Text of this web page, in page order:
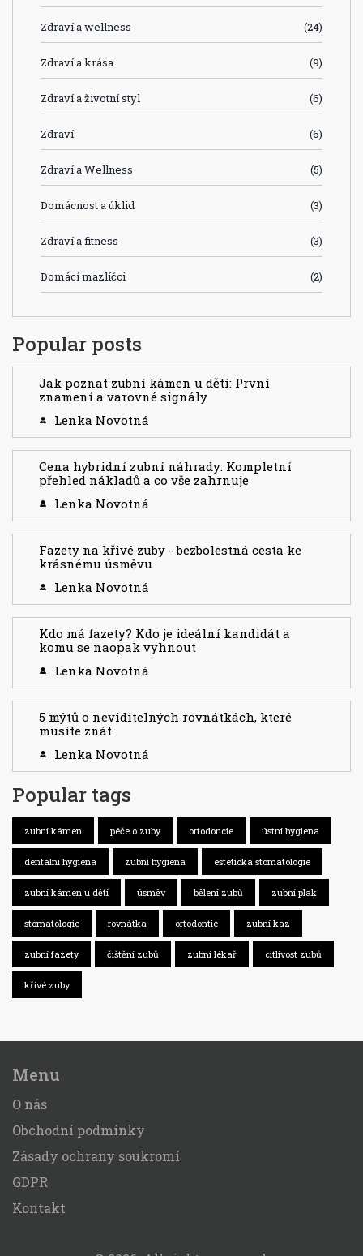
Zdraví a wellness (24)
Zdraví a krása (9)
Zdraví a životní styl (6)
Zdraví (6)
Zdraví a Wellness (5)
Domácnost a úklid (3)
Zdraví a fitness (3)
Domácí mazlíčci (2)
Popular posts
Jak poznat zubní kámen u dětí: První
znamení a varovné signály
Lenka Novotná
Cena hybridní zubní náhrady: Kompletní
přehled nákladů a co vše zahrnuje
Lenka Novotná
Fazety na křivé zuby - bezbolestná cesta ke
krásnému úsměvu
Lenka Novotná
Kdo má fazety? Kdo je ideální kandidát a
komu se naopak vyhnout
Lenka Novotná
5 mýtů o neviditelných rovnátkách, které
musíte znát
Lenka Novotná
Popular tags
zubní kámen péče o zuby ortodoncie ústní hygiena
dentální hygiena zubní hygiena estetická stomatologie
zubní kámen u dětí úsměv bělení zubů zubní plak
stomatologie rovnátka ortodontie zubní kaz
zubní fazety čištění zubů zubní lékař citlivost zubů
křivé zuby
Menu
O nás
Obchodní podmínky
Zásady ochrany soukromí
GDPR
Kontakt